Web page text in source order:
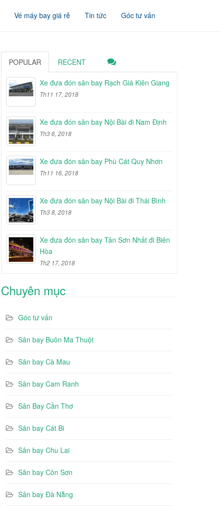
Vé máy bay giá rẻ Tin tức Góc tư vấn
POPULAR RECENT
Xe đưa đón sân bay Rạch Giá Kiên Giang
Th11 17, 2018
Xe đưa đón sân bay Nội Bài đi Nam Định
Th3 6, 2018
Xe đưa đón sân bay Phù Cát Quy Nhơn
Th11 16, 2018
Xe đưa đón sân bay Nội Bài đi Thái Bình
Th3 8, 2018
Xe đưa đón sân bay Tân Sơn Nhất đi Biên
Hòa
Th2 17, 2018
Chuyên mục
Góc tư vấn
Sân bay Buôn Ma Thuột
Sân bay Cà Mau
Sân bay Cam Ranh
Sân Bay Cần Thơ
Sân bay Cát Bi
Sân bay Chu Lai
Sân bay Côn Sơn
Sân bay Đà Nẵng